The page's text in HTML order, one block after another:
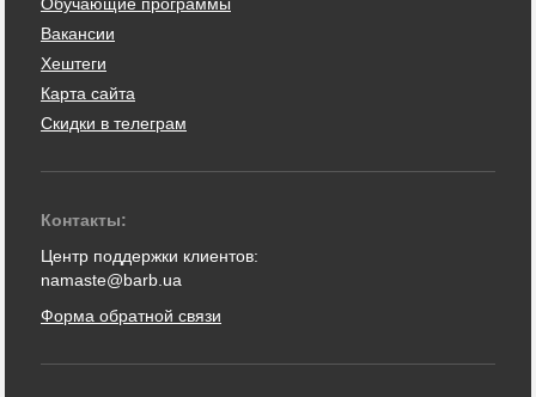
Вакансии
Хештеги
Карта сайта
Скидки в телеграм
Контакты:
Центр поддержки клиентов:
namaste@barb.ua
Форма обратной связи